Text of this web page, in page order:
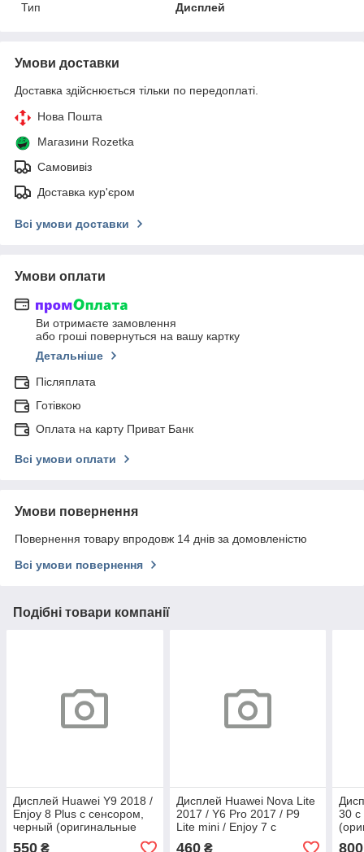
Тип
Дисплей
Умови доставки
Доставка здійснюється тільки по передоплаті.
Нова Пошта
Магазини Rozetka
Самовивіз
Доставка кур'єром
Всі умови доставки
Умови оплати
Ви отримаєте замовлення
або гроші повернуться на вашу картку
Детальніше
Післяплата
Готівкою
Оплата на карту Приват Банк
Всі умови оплати
Умови повернення
Повернення товару впродовж 14 днів за домовленістю
Всі умови повернення
Подібні товари компанії
Дисплей Huawei Y9 2018 /
Enjoy 8 Plus с сенсором,
черный (оригинальные
550 ₴
Дисплей Huawei Nova Lite
2017 / Y6 Pro 2017 / P9
Lite mini / Enjoy 7 с
460₴
30
800